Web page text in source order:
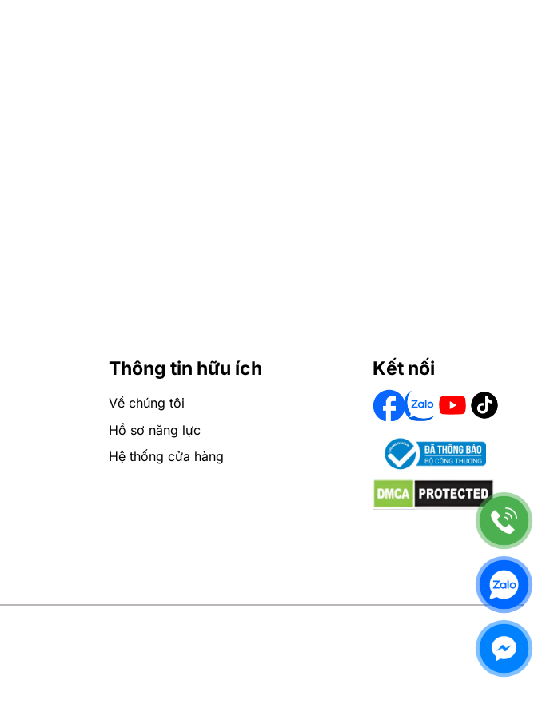
Thông tin hữu ích
Về chúng tôi
Hồ sơ năng lực
Hệ thống cửa hàng
Kết nối